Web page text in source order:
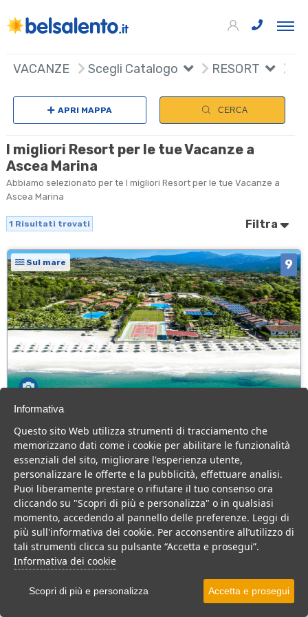
VACANZE Scegli Catalogo RESORT
APRI MAPPA CERCA
I migliori Resort per le tue Vacanze a
Ascea Marina
Abbiamo selezionato per te I migliori Resort per le tue Vacanze a
Ascea Marina
1 Risultati trovati Filtra
Sul mare 9
Campania > Cilento > Ascea > Ascea Marina
230 Camere
Villaggio 4 stelle sul mare, ottima cucina, animazione top e tanto
divertimento per tutta la famiglia.
Villaggio Resort
VEDI SU MAPPA
+
Informativa
Questo sito Web utilizza strumenti di tracciamento che
memorizzano dati come i cookie per abilitare le funzionalità
essenziali del sito, migliorare l'esperienza utente,
personalizzare le offerte e la pubblicità, effettuare analisi.
Puoi liberamente prestare o rifiutare il tuo consenso ora
cliccando su "Scopri di più e personalizza" o in qualsiasi
momento, accedendo al pannello delle preferenze. Leggi di
più sull'informativa dei cookie. Per acconsentire all’utilizzo di
tali strumenti clicca su pulsante “Accetta e prosegui”.
Informativa dei cookie
Scopri di più e personalizza Accetta e prosegui